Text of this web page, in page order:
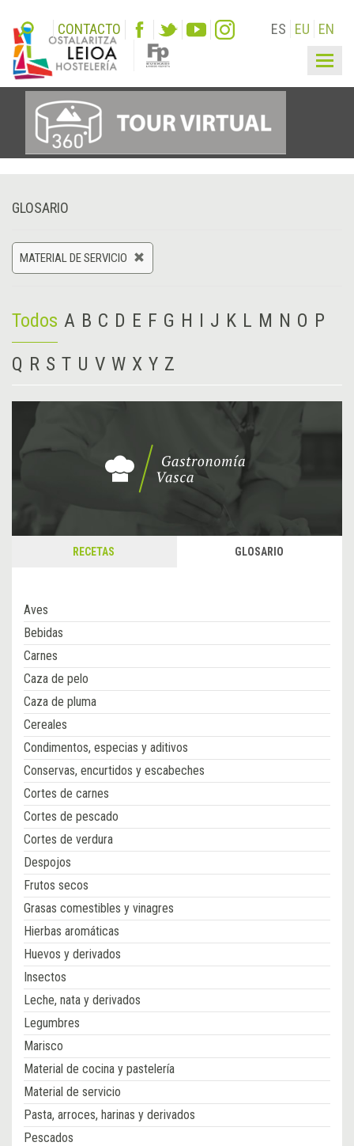
CONTACTO ES EU EN
GLOSARIO
MATERIAL DE SERVICIO
Todos A B C D E F G H I J K L M N O P
Q R S T U V W X Y Z
RECETAS GLOSARIO
Aves
Bebidas
Carnes
Caza de pelo
Caza de pluma
Cereales
Condimentos, especias y aditivos
Conservas, encurtidos y escabeches
Cortes de carnes
Cortes de pescado
Cortes de verdura
Despojos
Frutos secos
Grasas comestibles y vinagres
Hierbas aromáticas
Huevos y derivados
Insectos
Leche, nata y derivados
Legumbres
Marisco
Material de cocina y pastelería
Material de servicio
Pasta, arroces, harinas y derivados
Pescados